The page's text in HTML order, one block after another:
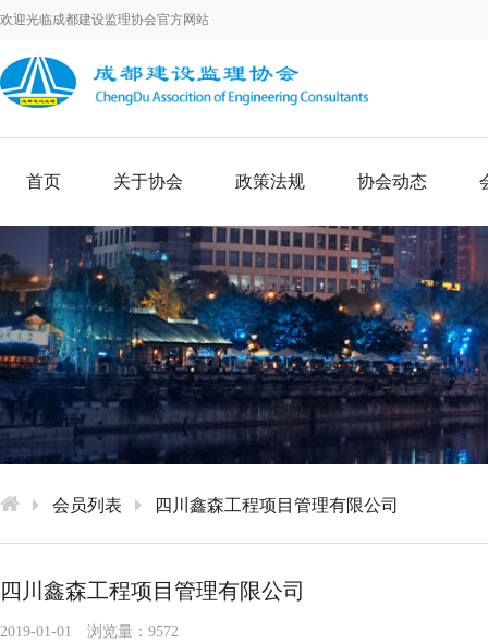
欢迎光临成都建设监理协会官方网站
首页 关于协会 政策法规 协会动态
会员列表 四川鑫森工程项目管理有限公司
四川鑫森工程项目管理有限公司
2019-01-01 浏览量：9572